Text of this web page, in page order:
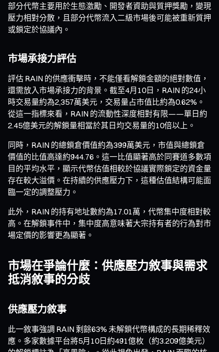
部分代幣主要用於生態激勵、開發者資助與質押獎勵，變現
壓力相對分散，且部分代幣流入二級市場後可能被重新質押
或鎖定於協議內。
市場承接力評估
評估 RAIN 的供應衝擊時，不能僅看解鎖金額的絕對數值，
還需放入市場承接力的背景。截至4月10日，RAIN 的24小
時交易量約為2,357萬美元，交易量占市值比約為0.62%。
從這一指標來看，RAIN 的流動性深度相對有限——單日約
2.45億美元的解鎖量相當於其日均交易量的10倍以上。
同時，RAIN 的總鎖倉價值約為399萬美元，市值與總鎖倉
價值的比值高達約944.76。這一比值顯著高於同賽道多數項
目的平均水平，顯示代幣估值相較於協議實際鎖定的資金量
存在較大溢價。在持續的供應壓力下，這種估值結構可能面
臨一定的調整壓力。
此外，RAIN 的持有地址數約為17.01萬，代幣集中度相對較
高。在解鎖事件中，集中度高意味著大宗持有者的行為對市
場定價的影響更為顯著。
市場在爭論什麼：供應壓力敘事與需求
抵消敘事的分歧
供應壓力敘事
此一敘事強調 RAIN 剩餘63% 未解鎖代幣構成的長期稀釋效
應。多家數據平台將5月10日約491億枚（約3.209億美元）